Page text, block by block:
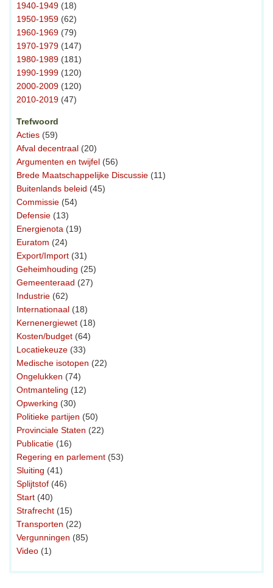
1940-1949 (18)
1950-1959 (62)
1960-1969 (79)
1970-1979 (147)
1980-1989 (181)
1990-1999 (120)
2000-2009 (120)
2010-2019 (47)
Trefwoord
Acties (59)
Afval decentraal (20)
Argumenten en twijfel (56)
Brede Maatschappelijke Discussie (11)
Buitenlands beleid (45)
Commissie (54)
Defensie (13)
Energienota (19)
Euratom (24)
Export/Import (31)
Geheimhouding (25)
Gemeenteraad (27)
Industrie (62)
Internationaal (18)
Kernenergiewet (18)
Kosten/budget (64)
Locatiekeuze (33)
Medische isotopen (22)
Ongelukken (74)
Ontmanteling (12)
Opwerking (30)
Politieke partijen (50)
Provinciale Staten (22)
Publicatie (16)
Regering en parlement (53)
Sluiting (41)
Splijtstof (46)
Start (40)
Strafrecht (15)
Transporten (22)
Vergunningen (85)
Video (1)